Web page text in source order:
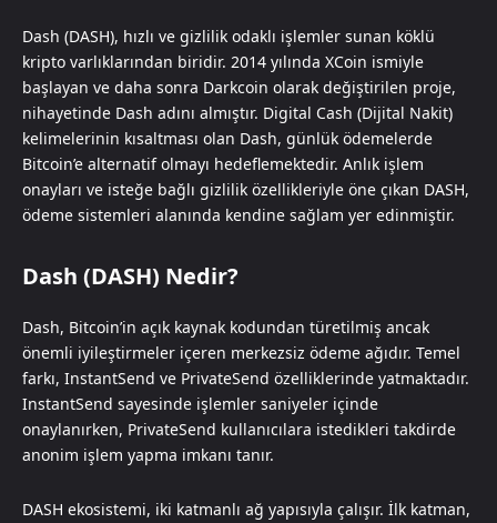
Dash (DASH), hızlı ve gizlilik odaklı işlemler sunan köklü
kripto varlıklarından biridir. 2014 yılında XCoin ismiyle
başlayan ve daha sonra Darkcoin olarak değiştirilen proje,
nihayetinde Dash adını almıştır. Digital Cash (Dijital Nakit)
kelimelerinin kısaltması olan Dash, günlük ödemelerde
Bitcoin’e alternatif olmayı hedeflemektedir. Anlık işlem
onayları ve isteğe bağlı gizlilik özellikleriyle öne çıkan DASH,
ödeme sistemleri alanında kendine sağlam yer edinmiştir.
Dash (DASH) Nedir?
Dash, Bitcoin’in açık kaynak kodundan türetilmiş ancak
önemli iyileştirmeler içeren merkezsiz ödeme ağıdır. Temel
farkı, InstantSend ve PrivateSend özelliklerinde yatmaktadır.
InstantSend sayesinde işlemler saniyeler içinde
onaylanırken, PrivateSend kullanıcılara istedikleri takdirde
anonim işlem yapma imkanı tanır.
DASH ekosistemi, iki katmanlı ağ yapısıyla çalışır. İlk katman,